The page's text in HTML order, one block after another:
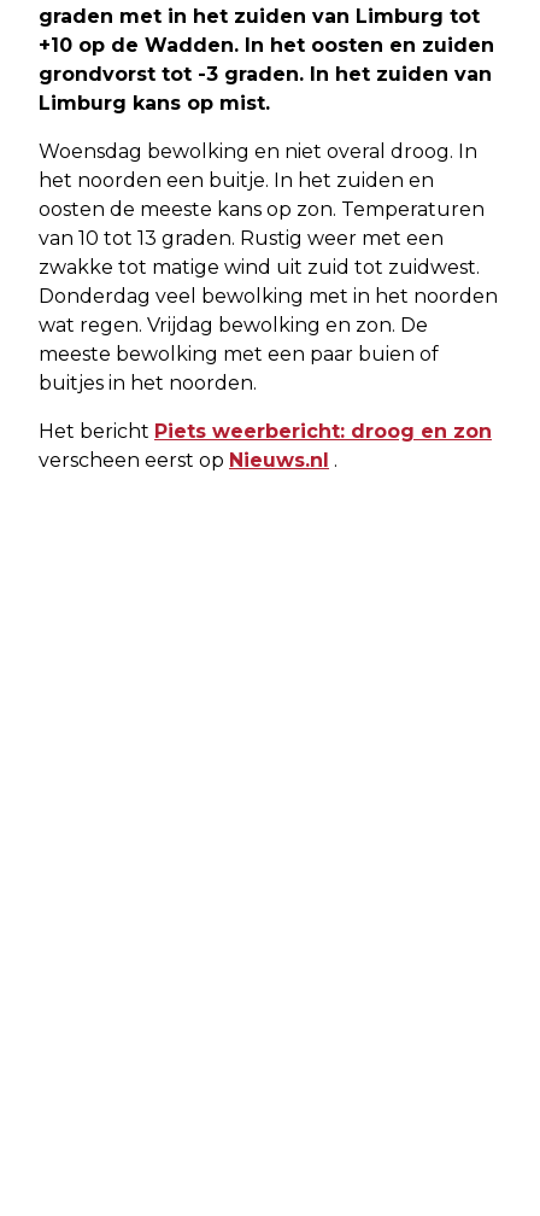
graden met in het zuiden van Limburg tot
+10 op de Wadden. In het oosten en zuiden
grondvorst tot -3 graden. In het zuiden van
Limburg kans op mist.
Woensdag bewolking en niet overal droog. In
het noorden een buitje. In het zuiden en
oosten de meeste kans op zon. Temperaturen
van 10 tot 13 graden. Rustig weer met een
zwakke tot matige wind uit zuid tot zuidwest.
Donderdag veel bewolking met in het noorden
wat regen. Vrijdag bewolking en zon. De
meeste bewolking met een paar buien of
buitjes in het noorden.
Het bericht Piets weerbericht: droog en zon
verscheen eerst op Nieuws.nl .